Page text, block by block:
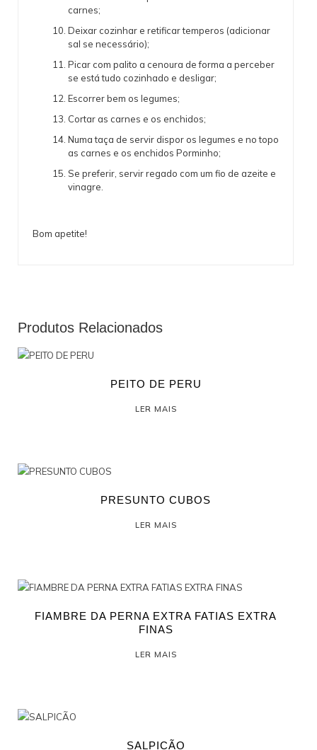
carnes;
Deixar cozinhar e retificar temperos (adicionar
sal se necessário);
Picar com palito a cenoura de forma a perceber
se está tudo cozinhado e desligar;
Escorrer bem os legumes;
Cortar as carnes e os enchidos;
Numa taça de servir dispor os legumes e no topo
as carnes e os enchidos Porminho;
Se preferir, servir regado com um fio de azeite e
vinagre.
Bom apetite!
Produtos Relacionados
PEITO DE PERU
LER MAIS
PRESUNTO CUBOS
LER MAIS
FIAMBRE DA PERNA EXTRA FATIAS EXTRA
FINAS
LER MAIS
SALPICÃO